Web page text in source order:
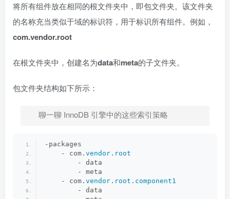
将所有组件放在相同的根文件夹中，即包文件夹。该文件夹
的名称充当类似于域的标识符，用于标识所有组件。例如，
com.vendor.root
在根文件夹中，创建名为data和meta的子文件夹。
包文件夹结构如下所示：
聊一聊 InnoDB 引擎中的这些索引策略
-packages
    - com.
vendor . root
        - data
        - meta
    - com.
vendor . root . component1
        - data